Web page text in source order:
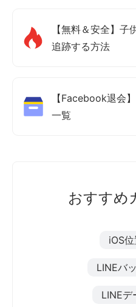
【無料＆安全】
追跡する方法
【Facebook退会
一覧
おすすめ
iOS
LINEバ
LINEデ